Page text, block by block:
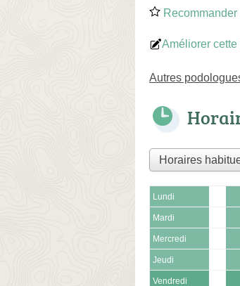
Améliorer cette
Autres
Lundi
Mardi
Mercredi
Jeudi
Vendredi